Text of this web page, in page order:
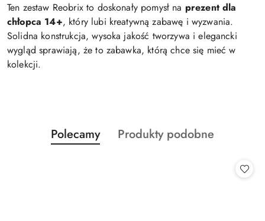
Ten zestaw Reobrix to doskonały pomysł na prezent dla
chłopca 14+, który lubi kreatywną zabawę i wyzwania.
Solidna konstrukcja, wysoka jakość tworzywa i elegancki
wygląd sprawiają, że to zabawka, którą chce się mieć w
kolekcji.
Pomiń karuzelę produktów
Produkty
o
Polecamy
Produkty
Produkty podobne